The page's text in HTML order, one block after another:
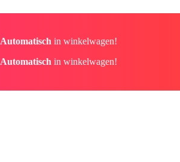
Automatisch in winkelwagen!
Automatisch in winkelwagen!